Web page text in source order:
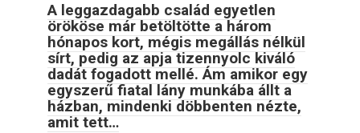
A leggazdagabb család egyetlen
örököse már betöltötte a három
hónapos kort, mégis megállás nélkül
sírt, pedig az apja tizennyolc kiváló
dadát fogadott mellé. Ám amikor egy
egyszerű fiatal lány munkába állt a
házban, mindenki döbbenten nézte,
amit tett…